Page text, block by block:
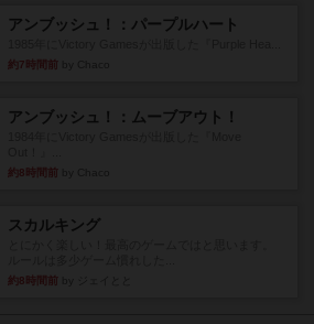
アンブッシュ！：パープルハート
約7時間前
アンブッシュ！：ムーブアウト！
約8時間前
スカルキング
約8時間前